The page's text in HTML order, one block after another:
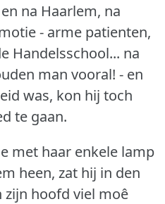
na Haarlem, na
- arme patienten,
Handelsschool... na
man vooral! - en
was, kon hij toch
te gaan.
met haar enkele lamp
heen, zat hij in den
zijn hoofd viel moê